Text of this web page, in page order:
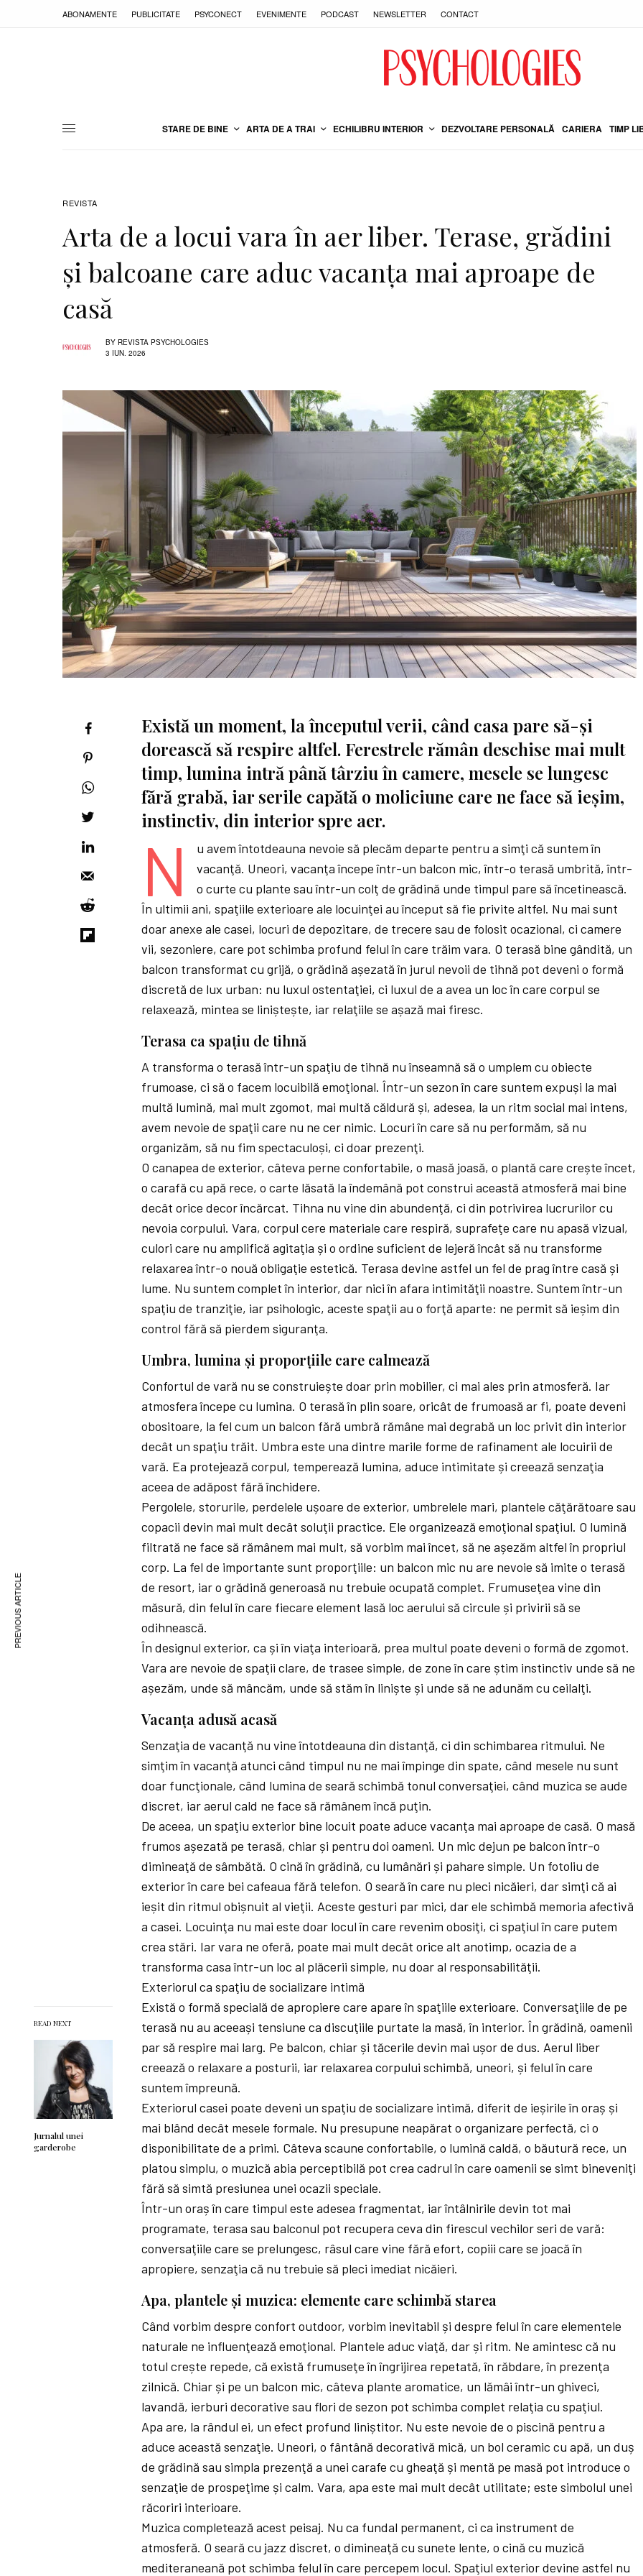
ABONAMENTE PUBLICITATE PSYCONECT EVENIMENTE PODCAST NEWSLETTER CONTACT
STARE DE BINE ARTA DE A TRAI ECHILIBRU INTERIOR DEZVOLTARE PERSONALĂ CARIERA TIMP
REVISTA
Arta de a locui vara în aer liber. Terase, grădini
și balcoane care aduc vacanţa mai aproape de
casă
BY REVISTA PSYCHOLOGIES
3 IUN. 2026
READ NEXT
Jurnalul unei
garderobe
Există un moment, la începutul verii, când casa pare să-și
dorească să respire altfel. Ferestrele rămân deschise mai mult
timp, lumina intră până târziu în camere, mesele se lungesc
fără grabă, iar serile capătă o moliciune care ne face să ieșim,
instinctiv, din interior spre aer.
N
u avem întotdeauna nevoie să plecăm departe pentru a simţi că suntem în
vacanţă. Uneori, vacanţa începe într-un balcon mic, într-o terasă umbrită, într-
o curte cu plante sau într-un colţ de grădină unde timpul pare să încetinească.
În ultimii ani, spaţiile exterioare ale locuinţei au început să fie privite altfel. Nu mai sunt
doar anexe ale casei, locuri de depozitare, de trecere sau de folosit ocazional, ci camere
vii, sezoniere, care pot schimba profund felul în care trăim vara. O terasă bine gândită, un
balcon transformat cu grijă, o grădină așezată în jurul nevoii de tihnă pot deveni o formă
discretă de lux urban: nu luxul ostentaţiei, ci luxul de a avea un loc în care corpul se
relaxează, mintea se liniștește, iar relaţiile se așază mai firesc.
Terasa ca spaţiu de tihnă
A transforma o terasă într-un spaţiu de tihnă nu înseamnă să o umplem cu obiecte
frumoase, ci să o facem locuibilă emoţional. Într-un sezon în care suntem expuși la mai
multă lumină, mai mult zgomot, mai multă căldură și, adesea, la un ritm social mai intens,
avem nevoie de spaţii care nu ne cer nimic. Locuri în care să nu performăm, să nu
organizăm, să nu fim spectaculoși, ci doar prezenţi.
O canapea de exterior, câteva perne confortabile, o masă joasă, o plantă care crește încet,
o carafă cu apă rece, o carte lăsată la îndemână pot construi această atmosferă mai bine
decât orice decor încărcat. Tihna nu vine din abundenţă, ci din potrivirea lucrurilor cu
nevoia corpului. Vara, corpul cere materiale care respiră, suprafeţe care nu apasă vizual,
culori care nu amplifică agitaţia și o ordine suficient de lejeră încât să nu transforme
relaxarea într-o nouă obligaţie estetică. Terasa devine astfel un fel de prag între casă și
lume. Nu suntem complet în interior, dar nici în afara intimităţii noastre. Suntem într-un
spaţiu de tranziţie, iar psihologic, aceste spaţii au o forţă aparte: ne permit să ieșim din
control fără să pierdem siguranţa.
Umbra, lumina și proporţiile care calmează
Confortul de vară nu se construiește doar prin mobilier, ci mai ales prin atmosferă. Iar
atmosfera începe cu lumina. O terasă în plin soare, oricât de frumoasă ar fi, poate deveni
obositoare, la fel cum un balcon fără umbră rămâne mai degrabă un loc privit din interior
decât un spaţiu trăit. Umbra este una dintre marile forme de rafinament ale locuirii de
vară. Ea protejează corpul, temperează lumina, aduce intimitate și creează senzaţia
aceea de adăpost fără închidere.
Pergolele, storurile, perdelele ușoare de exterior, umbrelele mari, plantele căţărătoare sau
copacii devin mai mult decât soluţii practice. Ele organizează emoţional spaţiul. O lumină
filtrată ne face să rămânem mai mult, să vorbim mai încet, să ne așezăm altfel în propriul
corp. La fel de importante sunt proporţiile: un balcon mic nu are nevoie să imite o terasă
de resort, iar o grădină generoasă nu trebuie ocupată complet. Frumuseţea vine din
măsură, din felul în care fiecare element lasă loc aerului să circule și privirii să se
odihnească.
În designul exterior, ca și în viaţa interioară, prea multul poate deveni o formă de zgomot.
Vara are nevoie de spaţii clare, de trasee simple, de zone în care știm instinctiv unde să ne
așezăm, unde să mâncăm, unde să stăm în liniște și unde să ne adunăm cu ceilalţi.
Vacanţa adusă acasă
Senzaţia de vacanţă nu vine întotdeauna din distanţă, ci din schimbarea ritmului. Ne
simţim în vacanţă atunci când timpul nu ne mai împinge din spate, când mesele nu sunt
doar funcţionale, când lumina de seară schimbă tonul conversaţiei, când muzica se aude
discret, iar aerul cald ne face să rămânem încă puţin.
De aceea, un spaţiu exterior bine locuit poate aduce vacanţa mai aproape de casă. O masă
frumos așezată pe terasă, chiar și pentru doi oameni. Un mic dejun pe balcon într-o
dimineaţă de sâmbătă. O cină în grădină, cu lumânări și pahare simple. Un fotoliu de
exterior în care bei cafeaua fără telefon. O seară în care nu pleci nicăieri, dar simţi că ai
ieșit din ritmul obișnuit al vieţii. Aceste gesturi par mici, dar ele schimbă memoria afectivă
a casei. Locuinţa nu mai este doar locul în care revenim obosiţi, ci spaţiul în care putem
crea stări. Iar vara ne oferă, poate mai mult decât orice alt anotimp, ocazia de a
transforma casa într-un loc al plăcerii simple, nu doar al responsabilităţii.
Exteriorul ca spaţiu de socializare intimă
Există o formă specială de apropiere care apare în spaţiile exterioare. Conversaţiile de pe
terasă nu au aceeași tensiune ca discuţiile purtate la masă, în interior. În grădină, oamenii
par să respire mai larg. Pe balcon, chiar și tăcerile devin mai ușor de dus. Aerul liber
creează o relaxare a posturii, iar relaxarea corpului schimbă, uneori, și felul în care
suntem împreună.
Exteriorul casei poate deveni un spaţiu de socializare intimă, diferit de ieșirile în oraș și
mai blând decât mesele formale. Nu presupune neapărat o organizare perfectă, ci o
disponibilitate de a primi. Câteva scaune confortabile, o lumină caldă, o băutură rece, un
platou simplu, o muzică abia perceptibilă pot crea cadrul în care oamenii se simt bineveniţi
fără să simtă presiunea unei ocazii speciale.
Într-un oraș în care timpul este adesea fragmentat, iar întâlnirile devin tot mai
programate, terasa sau balconul pot recupera ceva din firescul vechilor seri de vară:
conversaţiile care se prelungesc, râsul care vine fără efort, copiii care se joacă în
apropiere, senzaţia că nu trebuie să pleci imediat nicăieri.
Apa, plantele și muzica: elemente care schimbă starea
Când vorbim despre confort outdoor, vorbim inevitabil și despre felul în care elementele
naturale ne influenţează emoţional. Plantele aduc viaţă, dar și ritm. Ne amintesc că nu
totul crește repede, că există frumuseţe în îngrijirea repetată, în răbdare, în prezenţa
zilnică. Chiar și pe un balcon mic, câteva plante aromatice, un lămâi într-un ghiveci,
lavandă, ierburi decorative sau flori de sezon pot schimba complet relaţia cu spaţiul.
Apa are, la rândul ei, un efect profund liniștitor. Nu este nevoie de o piscină pentru a
aduce această senzaţie. Uneori, o fântână decorativă mică, un bol ceramic cu apă, un duș
de grădină sau simpla prezenţă a unei carafe cu gheaţă și mentă pe masă pot introduce o
senzaţie de prospeţime și calm. Vara, apa este mai mult decât utilitate; este simbolul unei
răcoriri interioare.
Muzica completează acest peisaj. Nu ca fundal permanent, ci ca instrument de
atmosferă. O seară cu jazz discret, o dimineaţă cu sunete lente, o cină cu muzică
mediteraneană pot schimba felul în care percepem locul. Spaţiul exterior devine astfel nu
PREVIOUS ARTICLE